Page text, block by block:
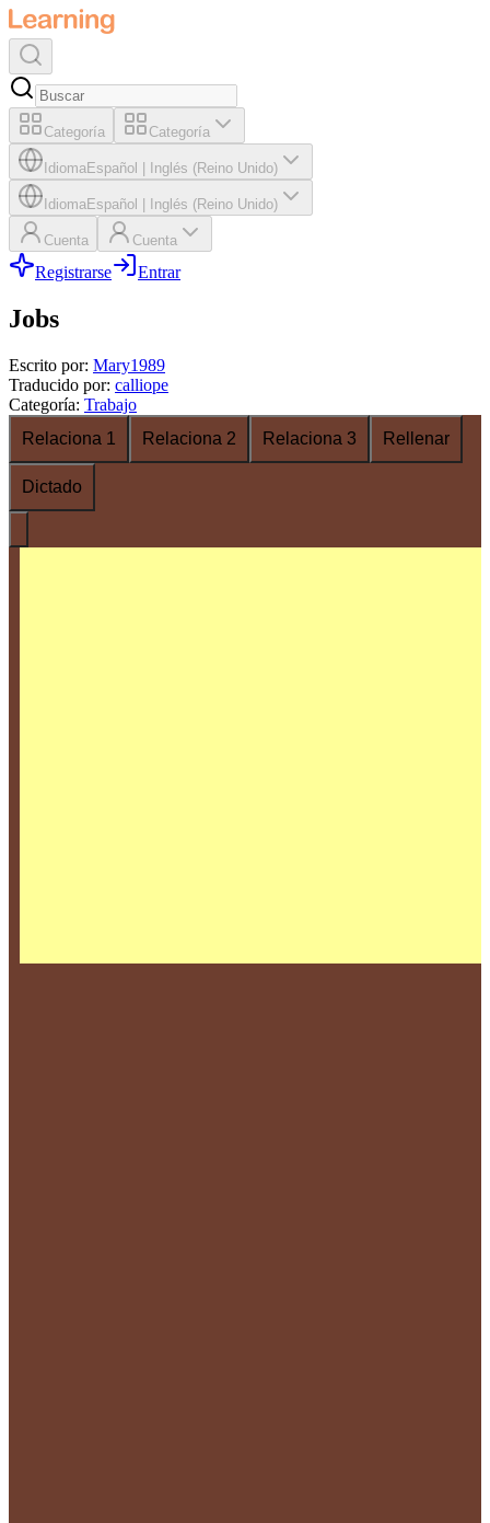
Categoría Categoría
IdiomaEspañol Inglés (Reino Unido)
IdiomaEspañol Inglés (Reino Unido)
Cuenta Cuenta
Registrarse Entrar
Jobs
Escrito por: Mary1989
Traducido por: calliope
Categoría: Trabajo
Relaciona 1
Relaciona 2 Relaciona 3 Rellenar
Dictado